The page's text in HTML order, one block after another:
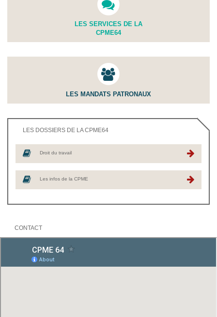
LES SERVICES DE LA
CPME64
LES MANDATS PATRONAUX
LES DOSSIERS DE LA CPME64
Droit du travail
Les infos de la CPME
CONTACT